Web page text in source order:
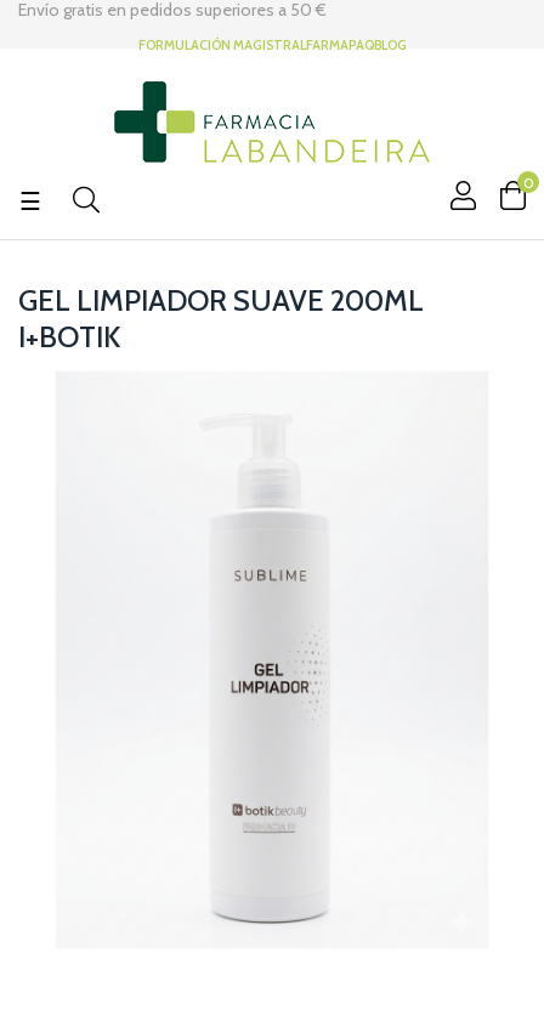
Envío gratis en pedidos superiores a 50 €
FORMULACIÓN MAGISTRALFARMAPAQBLOG
0
Navegación
palanca
☰
GEL LIMPIADOR SUAVE 200ML
I+BOTIK